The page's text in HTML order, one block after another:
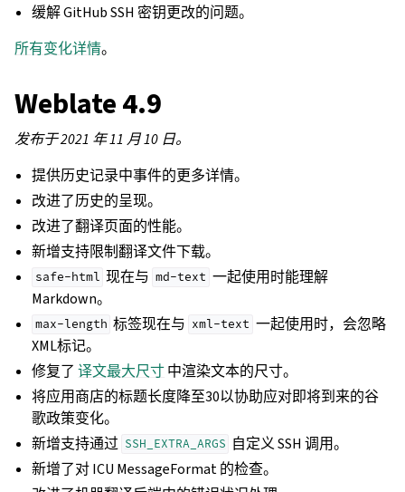
缓解 GitHub SSH 密钥更改的问题。
所有变化详情。
Weblate 4.9
发布于 2021 年 11 月 10 日。
提供历史记录中事件的更多详情。
改进了历史的呈现。
改进了翻译页面的性能。
新增支持限制翻译文件下载。
safe-html 现在与 md-text 一起使用时能理解
Markdown。
max-length 标签现在与 xml-text 一起使用时，会忽略
XML标记。
修复了译文最大尺寸中渲染文本的尺寸。
将应用商店的标题长度降至30以协助应对即将到来的谷
歌政策变化。
新增支持通过 SSH_EXTRA_ARGS 自定义 SSH 调用。
新增了对 ICU MessageFormat 的检查。